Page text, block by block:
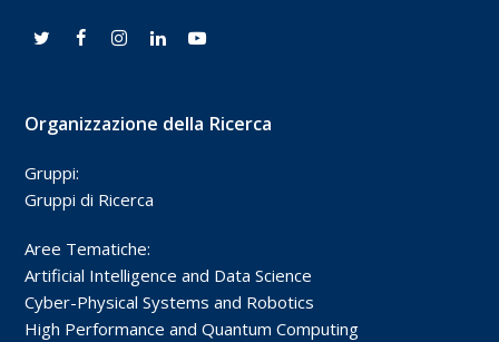
Organizzazione della Ricerca
Gruppi:
Gruppi di Ricerca
Aree Tematiche:
Artificial Intelligence and Data Science
Cyber-Physical Systems and Robotics
High Performance and Quantum Computing